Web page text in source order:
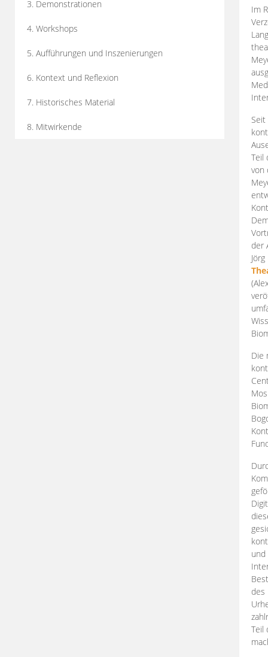
3. Demonstrationen
4. Workshops
5. Aufführungen und Inszenierungen
6. Kontext und Reflexion
7. Historisches Material
8. Mitwirkende
Im
Teil
von
der
Die
des
Teil